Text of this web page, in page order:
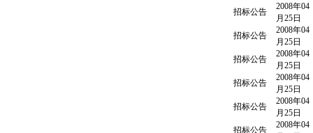
招标公告
2008年04
月25日
招标公告
2008年04
月25日
招标公告
2008年04
月25日
招标公告
2008年04
月25日
招标公告
2008年04
月25日
招标公告
2008年04